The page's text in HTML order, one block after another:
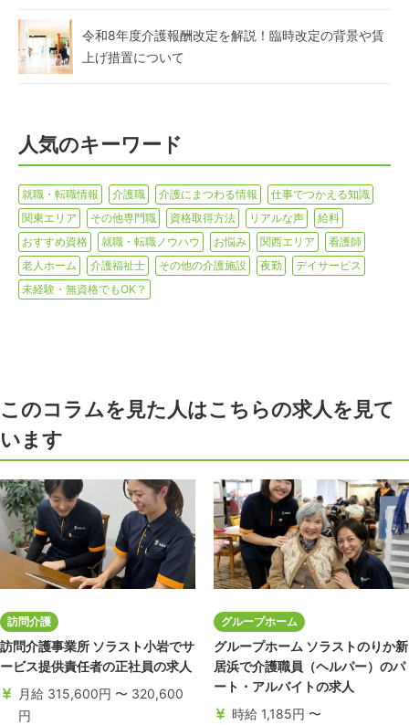
令和8年度介護報酬改定を解説！臨時改定の背景や賃
上げ措置について
人気のキーワード
就職・転職情報 介護職 介護にまつわる情報
仕事でつかえる知識
関東エリア
その他専門職 資格取得方法 リアルな声
給料
おすすめ資格
就職・転職ノウハウ お悩み 関西エリア
看護師
老人ホーム
介護福祉士 その他の介護施設 夜勤
デイサービス
未経験・無資格でもOK？
このコラムを見た人はこちらの求人を見て
います
訪問介護
訪問介護事業所 ソラスト小岩でサ
ービス提供責任者の正社員の求人
月給 315,600円 〜 320,600
円
グループホーム
グループホーム ソラストのりか新
居浜で介護職員（ヘルパー）のパ
ート・アルバイトの求人
時給 1,185円 〜